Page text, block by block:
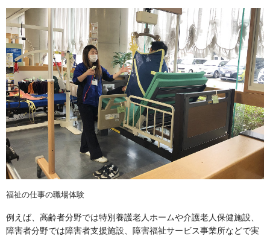
福祉の仕事の職場体験
例えば、高齢者分野では特別養護老人ホームや介護老人保健施設、
障害者分野では障害者支援施設、障害福祉サービス事業所などで実